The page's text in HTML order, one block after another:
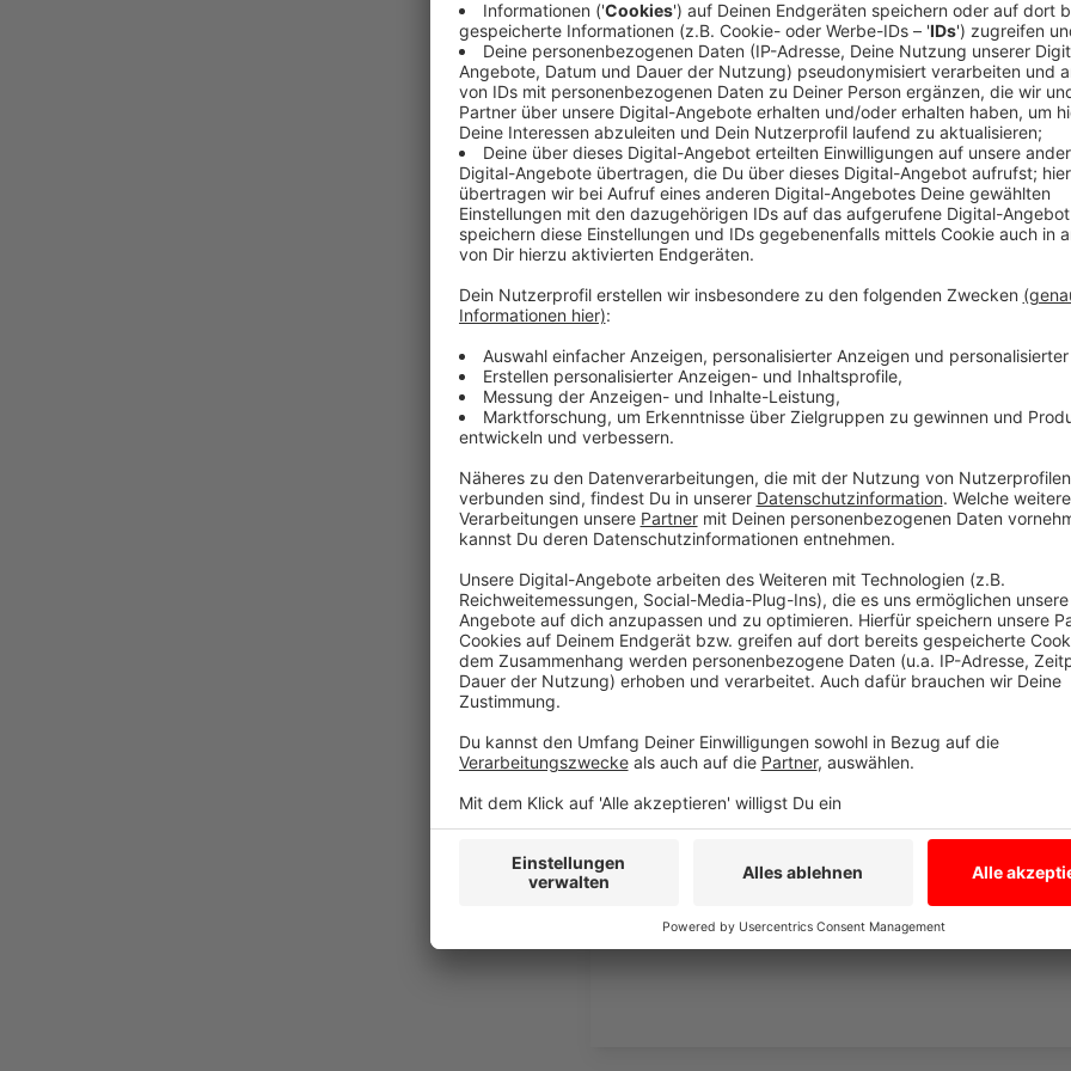
gestartet. David und sein Schlagzeuger Marcel
RST gesprochen.
Anzeige
David Vidano im Podcast
Anzeige
Wir benötigen Ihre
den YouTube
laden!
Wir verwenden einen
Drittanbieters, um
einzubetten. Dieser
Ihren Aktivitäten
die Details durch und
Nutzung des Service zu,
Mehr
Usercentrics